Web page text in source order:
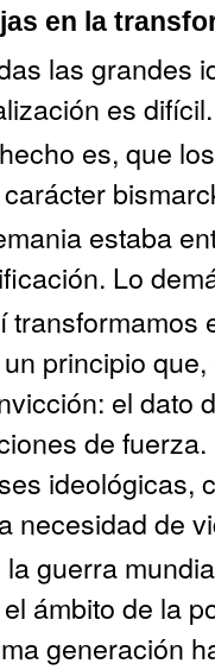
en la
las grandes
es difícil.
es, que
estaba
Lo
transformamos
principio
el dato
de
ideológicas,
necesidad de
la guerra
ámbito de la
generación